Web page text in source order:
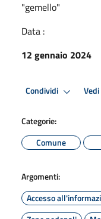
"gemello"
Data :
12 gennaio 2024
Condividi
Categorie:
Comune
Argomenti:
Accesso